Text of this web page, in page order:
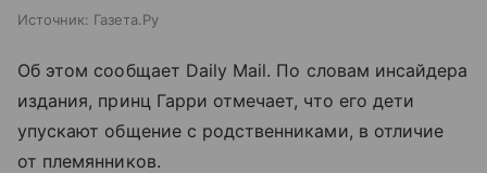
Источник: Газета.Ру
Об этом сообщает Dailу Mail. По словам инсайдера
издания, принц Гарри отмечает, что его дети
упускают общение с родственниками, в отличие
от племянников.